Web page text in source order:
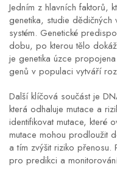
Jedním z hlavních faktorů,
genetika, studie dědičných
systém. Genetické
dobu, po kterou tělo
je genetika úzce
genů v populaci vytváří
Další klíčová součást je
která odhaluje mutace a
identifikovat mutace, které
mutace mohou prodloužit
a tím zvýšit riziko přenosu.
pro predikci a